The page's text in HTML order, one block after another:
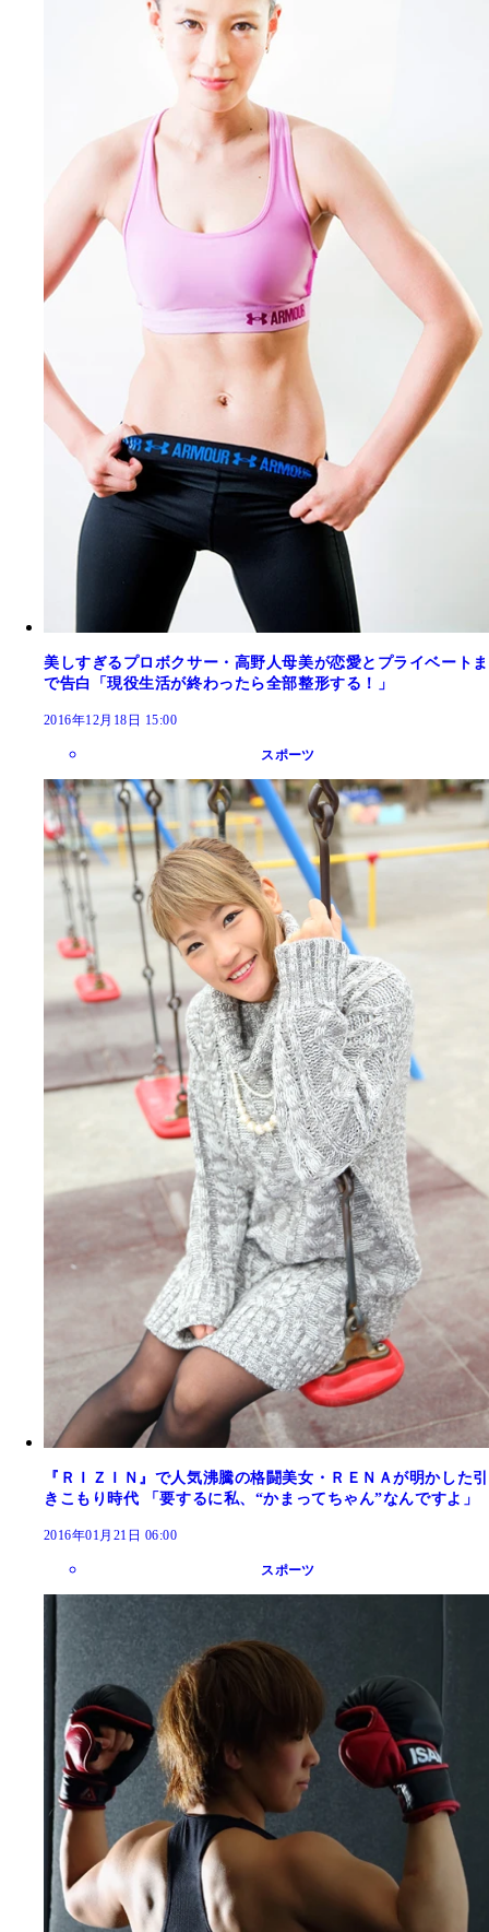
美しすぎるプロボクサー・高野人母美が恋愛とプライベートま
で告白「現役生活が終わったら全部整形する！」
2016年12月18日 15:00
スポーツ
『ＲＩＺＩＮ』で人気沸騰の格闘美女・ＲＥＮＡが明かした引
きこもり時代 「要するに私、“かまってちゃん”なんですよ」
2016年01月21日 06:00
スポーツ